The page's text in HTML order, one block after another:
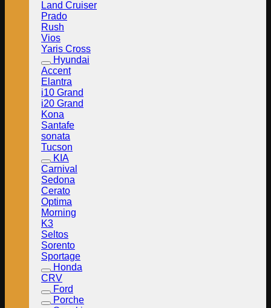
Land Cruiser
Prado
Rush
Vios
Yaris Cross
Hyundai
Accent
Elantra
i10 Grand
i20 Grand
Kona
Santafe
sonata
Tucson
KIA
Carnival
Sedona
Cerato
Optima
Morning
K3
Seltos
Sorento
Sportage
Honda
CRV
Ford
Porche